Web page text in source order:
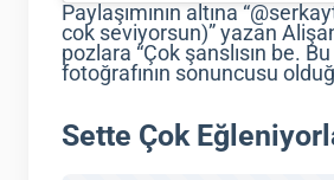
Paylaşımının altına
cok seviyorsun)” yazan
pozlara “Çok şanslısın be.
fotoğrafının sonuncusu
Sette Çok